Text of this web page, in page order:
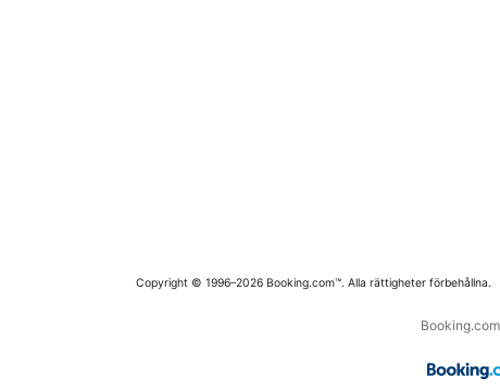
Copyright © 1996–2026 Booking.com™. Alla rättigheter förbehållna.